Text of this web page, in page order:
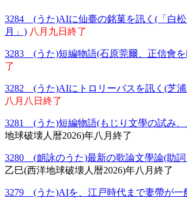
3284 (うた)AIに仙臺の銘菓を訊く(「白
月」) 八月九日終了
3283 (うた)短編物語(石原莞爾、正信會
了
3282 (うた)AIにトロリーバスを訊く(芝
八月八日終了
3281 (うた)短編物語(もじり文學の試み
地球破壊人暦2026)年八月終了
3280 (朗詠のうた)最新の歌論文學論(助
乙巳(西洋地球破壊人暦2026)年八月終了
3279 (うた)AIを、江戸時代まで妻帶が一